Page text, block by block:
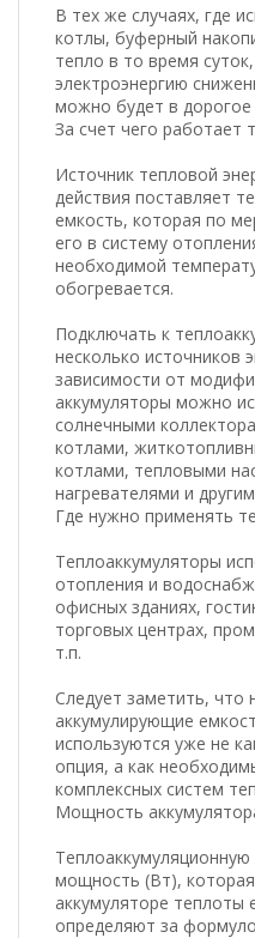
В тех же случаях, где
котлы, буферный
тепло в то время
электроэнергию
можно будет в дорогое
За счет чего работает
Источник тепловой
действия поставляет
емкость, которая по
его в систему
необходимой
обогревается.
Подключать к
несколько источников
зависимости от
аккумуляторы можно
солнечными
котлами,
котлами, тепловыми
нагревателями и
Где нужно применять
Теплоаккумуляторы
отопления и
офисных зданиях,
торговых центрах,
т.п.
Следует заметить, что
аккумулирующие
используются уже не
опция, а как
комплексных систем
Мощность
мощность (Вт),
аккумуляторе теплоты
определяют за